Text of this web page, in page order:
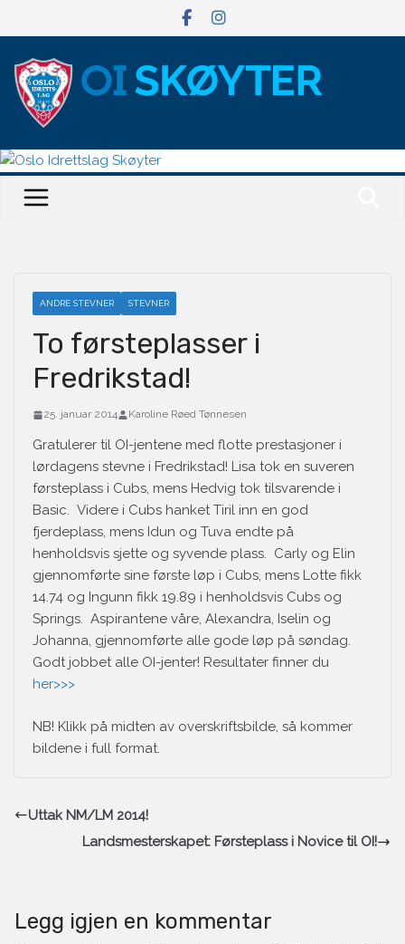
ANDRE STEVNER STEVNER
To førsteplasser i
Fredrikstad!
25. januar 2014 Karoline Røed Tønnesen
Gratulerer til OI-jentene med flotte prestasjoner i
lørdagens stevne i Fredrikstad! Lisa tok en suveren
førsteplass i Cubs, mens Hedvig tok tilsvarende i
Basic. Videre i Cubs hanket Tiril inn en god
fjerdeplass, mens Idun og Tuva endte på
henholdsvis sjette og syvende plass. Carly og Elin
gjennomførte sine første løp i Cubs, mens Lotte fikk
14.74 og Ingunn fikk 19.89 i henholdsvis Cubs og
Springs. Aspirantene våre, Alexandra, Iselin og
Johanna, gjennomførte alle gode løp på søndag.
Godt jobbet alle OI-jenter! Resultater finner du
her>>>
NB! Klikk på midten av overskriftsbilde, så kommer
bildene i full format.
Uttak NM/LM 2014!
Landsmesterskapet: Førsteplass i Novice til OI!
Legg igjen en kommentar